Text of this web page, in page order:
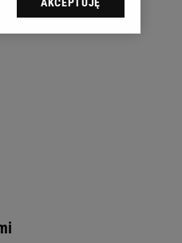
sp. z o.o., jej
swoje preferencje
celów identyfikacji.
reklam i treści,